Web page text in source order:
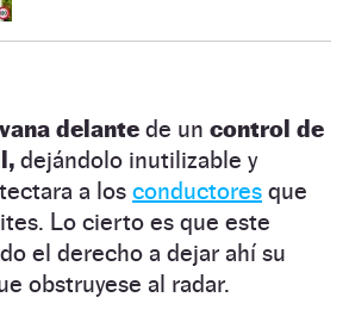
delante de un control de
dejándolo inutilizable y
a los conductores que
Lo cierto es que este
el derecho a dejar ahí su
obstruyese al radar.